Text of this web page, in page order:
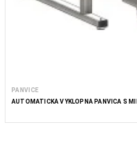
PANVICE
AUTOMATICKÁ VÝKLOPNÁ PANVICA S